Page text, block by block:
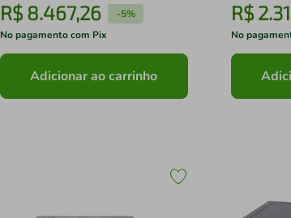
R$ 8.467,26 -5%
No pagamento com Pix
Adicionar ao carrinho
R$ 2.
No